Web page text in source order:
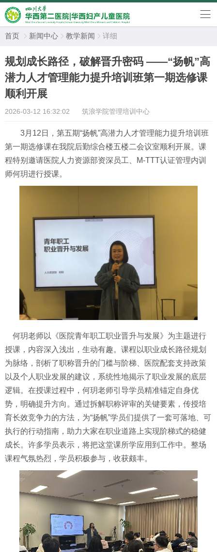
首页  新闻中心  教学新闻  详细
规划成长路径，破解晋升密码 ——“扬帆”高
潜力人才管理能力提升培训班第一期选修课
顺利开展
2026-03-12 16:32:02 筑浪学院管理培训中心
3月12日 ，第五期“扬帆”高潜力人才管理能力提升培训班
第一期选修课在我院后勤综合楼五楼二会议室顺利 开展。课
程特别邀请医院人力资源部资深员工、
M-TTT认证管理内训
师何玥进行授课。
何玥老师以《医院青年职工职业晋升与发展》为主题进行
授课，内容深入浅出，生动有趣。 课程 以职业成长路径规划
为脉络，剖析了职称晋升的门槛与阶梯 、医院配套支持政策
以及个人职业发展的建议 ， 系统性地揭示了职业发展的底层
逻辑。在授课过程中， 何玥老师引导学员精准锚定自身优
势，明确提升方向。通过拆解职称评审的关键要素，传授培
育长效竞争力的方法，为“扬帆”学员们提供了一套可落地、可
执行的行动指南，助力大家在职业道路上实现阶梯式的稳健
成长。许多学员表示，将把这堂课所学应用到工作中 。 整场
课程气氛热烈，学员积极参与，收获颇丰。